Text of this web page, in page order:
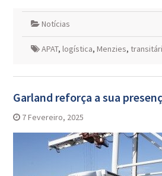
Notícias
APAT, logística, Menzies,
Garland reforça a sua
7 Fevereiro, 2025